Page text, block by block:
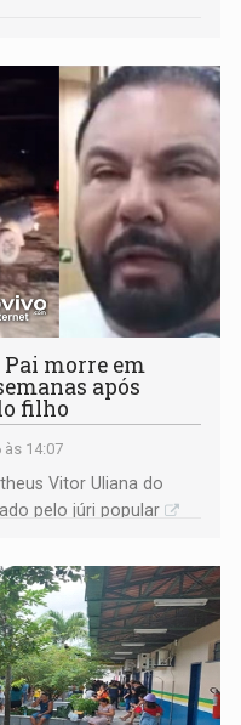
Pai morre em
após
filho
14:07
Vitor Uliana do
pelo júri popular